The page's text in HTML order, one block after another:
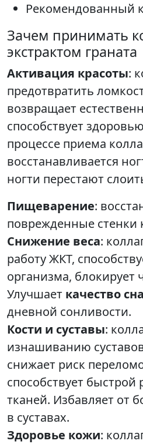
Рекомендованный
Зачем принимать
экстрактом граната
Активация красоты:
предотвратить
возвращает
способствует
процессе приема
восстанавливается
ногти перестают
Пищеварение:
поврежденные стенки
Снижение веса:
работу ЖКТ,
организма, блокирует
Улучшает качество сна
дневной сонливости.
Кости и суставы:
изнашиванию
снижает риск
способствует быстрой
тканей. Избавляет от
в суставах.
Здоровье кожи: